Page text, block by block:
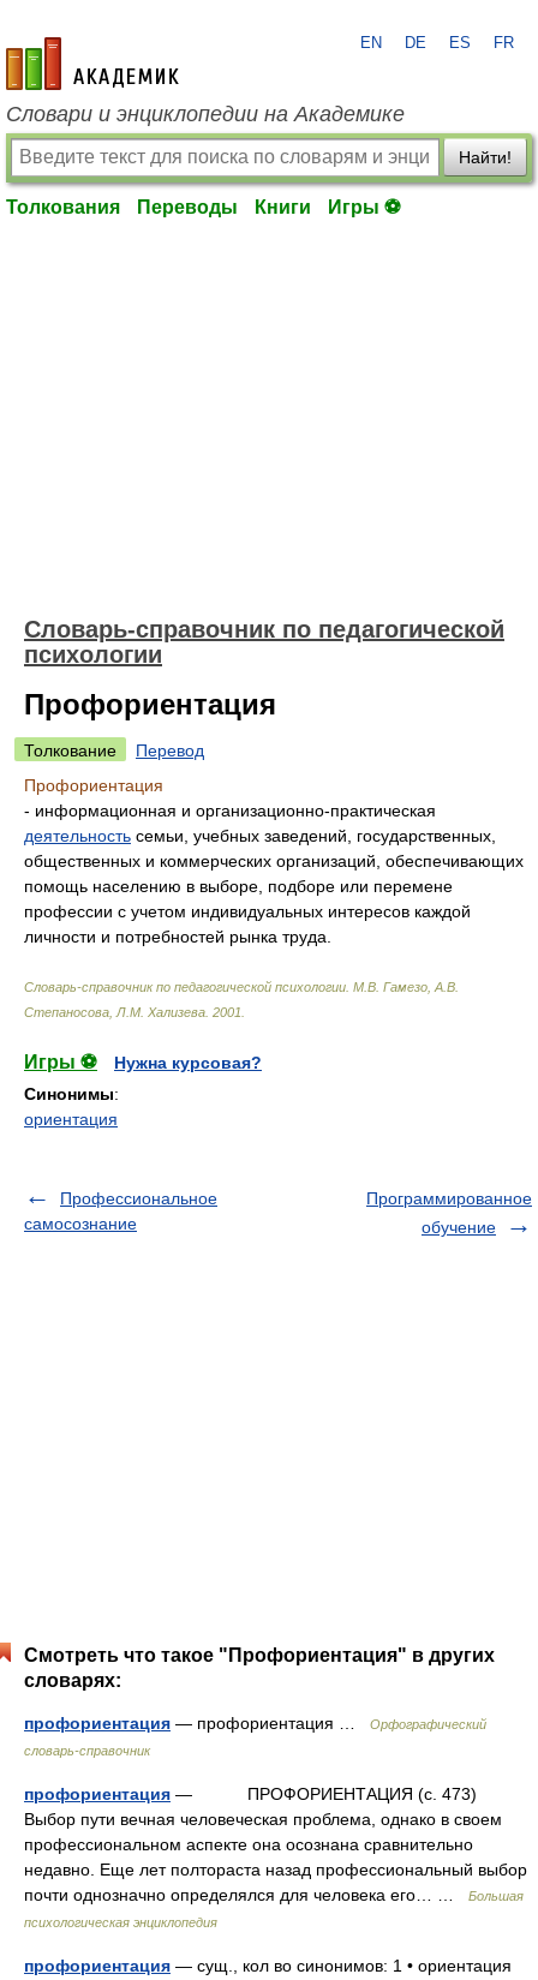
academic.ru
EN DE ES FR
Словари и энциклопедии на Академике
Найти!
Толкования Переводы Книги Игры ⚽
Словарь-справочник по педагогической
психологии
Профориентация
Толкование
Перевод
Профориентация
- информационная и организационно-практическая
деятельность семьи, учебных заведений, государственных,
общественных и коммерческих организаций, обеспечивающих
помощь населению в выборе, подборе или перемене
профессии с учетом индивидуальных интересов каждой
личности и потребностей рынка труда.
Словарь-справочник по педагогической психологии М.В. Гамезо, А.В.
Степаносова, Л.М. Хализева 2001
Игры ⚽
Нужна курсовая?
Синонимы:
ориентация
Профессиональное
самосознание
Программированное
обучение
Смотреть что такое "Профориентация" в других
словарях:
профориентация — профориентация …
Орфографический
словарь-справочник
профориентация — ПРОФОРИЕНТАЦИЯ (с. 473)
Выбор пути вечная человеческая проблема, однако в своем
профессиональном аспекте она осознана сравнительно
недавно. Еще лет полтораста назад профессиональный выбор
почти однозначно определялся для человека его… …
Большая
психологическая энциклопедия
профориентация — сущ., кол во синонимов: 1 • ориентация